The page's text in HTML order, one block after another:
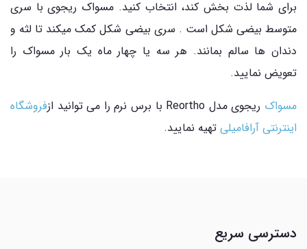
برای شما لذت بخش کند، انتخاب کنید. مسواک ریجوی با سری
متوسط بیضی شکل است . سری بیضی شکل کمک میکند تا لثه و
دندان ها سالم بمانند. هر سه یا چهار ماه یک بار مسواک را
تعویض نمایید.
مسواک ریجوی مدل Reortho با برس نرم را می توانید از
فروشگاه
اینترنتی آرافامیلی تهیه نمایید.
دسترسی سریع